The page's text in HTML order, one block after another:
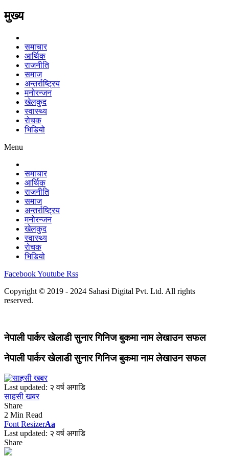
मुख्य
समाचार
आर्थिक
राजनीति
समाज
अन्तर्राष्ट्रिय
मनोरन्जन
खेलकुद
स्वास्थ्य
रोचक
भिडियो
Menu
समाचार
आर्थिक
राजनीति
समाज
अन्तर्राष्ट्रिय
मनोरन्जन
खेलकुद
स्वास्थ्य
रोचक
भिडियो
FacebookYoutube Rss
Copyright © 2019 - 2024 Sahasi Digital Pvt. Ltd. All rights
reserved.
नेपाली पार्कर खेलाडी सुनार गिनिज बुकमा नाम लेखाउन सफल
नेपाली पार्कर खेलाडी सुनार गिनिज बुकमा नाम लेखाउन सफल
Last updated: २ वर्ष अगाडि
साहसी खबर
Share
2 Min Read
Font ResizerAa
Last updated: २ वर्ष अगाडि
Share